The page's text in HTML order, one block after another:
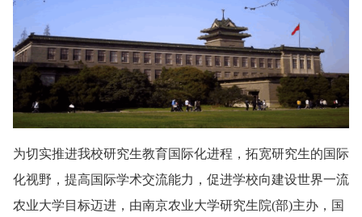
为切实推进我校研究生教育国际化进程，拓宽研究生的国际
化视野，提高国际学术交流能力，促进学校向建设世界一流
农业大学目标迈进，由南京农业大学研究生院(部)主办，国